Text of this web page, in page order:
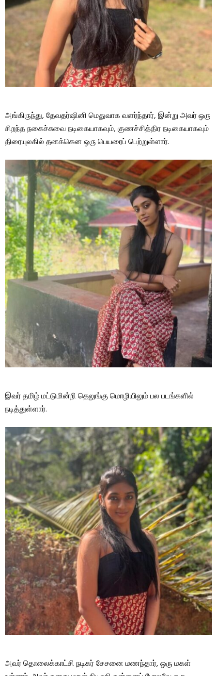
அங்கிருந்து, தேவதர்ஷினி மெதுவாக வளர்ந்தார், இன்று அவர் ஒரு
சிறந்த நகைச்சுவை நடிகையாகவும், குணச்சித்திர நடிகையாகவும்
திரையுலகில் தனக்கென ஒரு பெயரைப் பெற்றுள்ளார்.
இவர் தமிழ் மட்டுமின்றி தெலுங்கு மொழியிலும் பல படங்களில்
நடித்துள்ளார்.
அவர் தொலைக்காட்சி நடிகர் சேசனை மணந்தார், ஒரு மகள்